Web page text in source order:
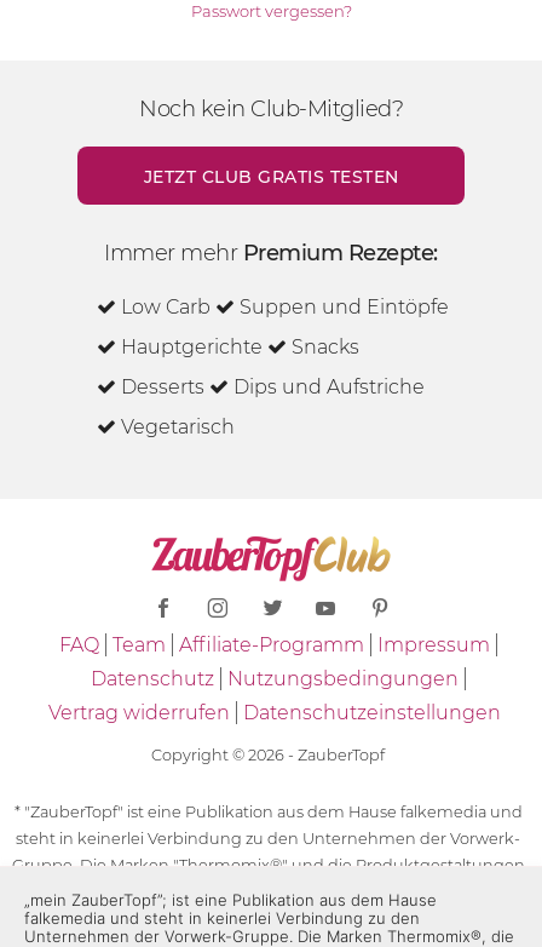
Passwort vergessen?
Noch kein Club-Mitglied?
JETZT CLUB GRATIS TESTEN
Immer mehr Premium Rezepte:
Low Carb
Suppen und Eintöpfe
Hauptgerichte
Snacks
Desserts
Dips und Aufstriche
Vegetarisch
FAQ Team Affiliate-Programm
Impressum
Datenschutz
Nutzungsbedingungen
Vertrag widerrufen
Datenschutzeinstellungen
Copyright © 2026 - ZauberTopf
* "ZauberTopf" ist eine Publikation aus dem Hause falkemedia und
steht in keinerlei Verbindung zu den Unternehmen der Vorwerk-
Gruppe. Die Marken "Thermomix®" und die Produktgestaltungen
des "Thermomix®" sind eingetragene Marken der Unternehmen
der Vorwerk-Gruppe. Die Marken Thermomix®, die Zeichen TM5®,
„mein ZauberTopf”; ist eine Publikation aus dem Hause
falkemedia und steht in keinerlei Verbindung zu den
Unternehmen der Vorwerk-Gruppe. Die Marken Thermomix®, die